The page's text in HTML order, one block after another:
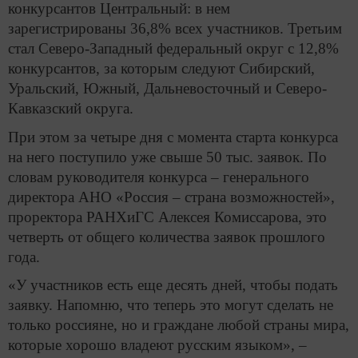
конкурсантов Центральный: в нем
зарегистрированы 36,8% всех участников. Третьим
стал Северо-Западный федеральный округ с 12,8%
конкурсантов, за которым следуют Сибирский,
Уральский, Южный, Дальневосточный и Северо-
Кавказский округа.
При этом за четыре дня с момента старта конкурса
на него поступило уже свыше 50 тыс. заявок. По
словам руководителя конкурса – генерального
директора АНО «Россия – страна возможностей»,
проректора РАНХиГС Алексея Комиссарова, это
четверть от общего количества заявок прошлого
года.
«У участников есть еще десять дней, чтобы подать
заявку. Напомню, что теперь это могут сделать не
только россияне, но и граждане любой страны мира,
которые хорошо владеют русским языком», –